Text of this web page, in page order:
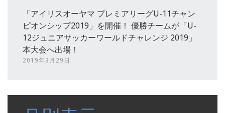
「アイリスオーヤマ プレミアリーグU-11チャン
ピオンシップ2019」を開催！ 優勝チームが「U-
12ジュニアサッカーワールドチャレンジ 2019」
本大会へ出場！
2019年3月29日